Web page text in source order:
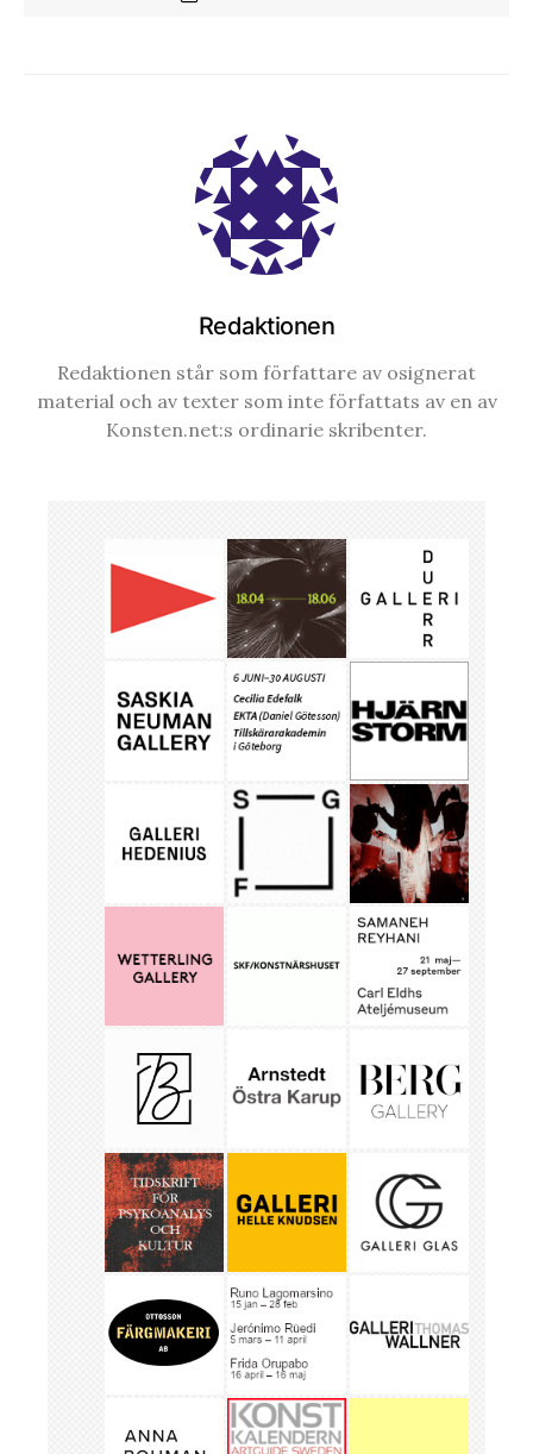
Redaktionen
Redaktionen står som författare av osignerat
material och av texter som inte författats av en av
Konsten.net:s ordinarie skribenter.